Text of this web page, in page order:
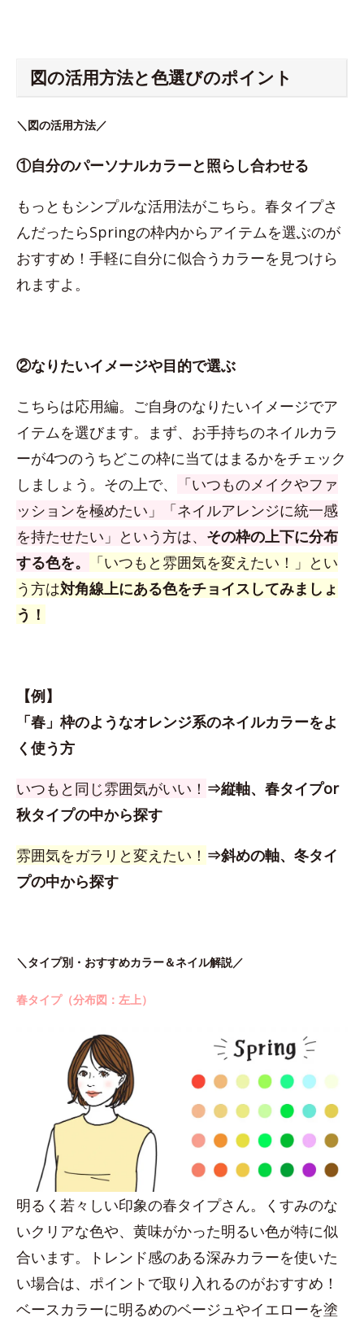
図の活用方法と色選びのポイント
＼図の活用方法／
①自分のパーソナルカラーと照らし合わせる
もっともシンプルな活用法がこちら。春タイプさ
んだったらSpringの枠内からアイテムを選ぶのが
おすすめ！手軽に自分に似合うカラーを見つけら
れますよ。
②なりたいイメージや目的で選ぶ
こちらは応用編。ご自身のなりたいイメージでア
イテムを選びます。まず、お手持ちのネイルカラ
ーが4つのうちどこの枠に当てはまるかをチェック
しましょう。その上で、
「いつものメイクやファ
ッションを極めたい」「ネイルアレンジに統一感
を持たせたい」という方は、 その枠の上下に分布
する色を。
「いつもと雰囲気を変えたい！」とい
う方は対角線上にある色をチョイスしてみましょ
う！
【例】
「春」枠のようなオレンジ系のネイルカラーをよ
く使う方
いつもと同じ雰囲気がいい！ ⇒縦軸、春タイプor
秋タイプの中から探す
雰囲気をガラリと変えたい！ ⇒斜めの軸、冬タイ
プの中から探す
＼タイプ別・おすすめカラー＆ネイル解説／
春タイプ（分布図：左上）
明るく若々しい印象の春タイプさん。くすみのな
いクリアな色や、黄味がかった明るい色が特に似
合います。トレンド感のある深みカラーを使いた
い場合は、ポイントで取り入れるのがおすすめ！
ベースカラーに明るめのベージュやイエローを塗